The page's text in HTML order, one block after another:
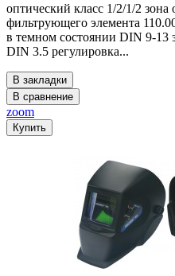
оптический класс 1/2/1/2
фильтрующего элемента
в темном состоянии DIN 9-13
DIN 3.5 регулировка...
В закладки
В сравнение
zoom
Купить